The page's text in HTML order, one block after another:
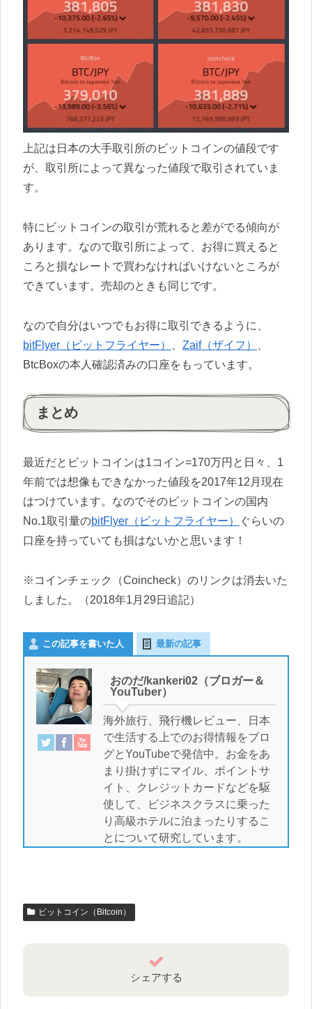
上記は日本の大手取引所のビットコインの値段です
が、取引所によって異なった値段で取引されていま
す。
特にビットコインの取引が荒れると差がでる傾向が
あります。なので取引所によって、お得に買えると
ころと損なレートで買わなければいけないところが
できています。売却のときも同じです。
なので自分はいつでもお得に取引できるように、
bitFlyer（ビットフライヤー）
Zaif（ザイフ）
BtcBoxの本人確認済みの口座をもっています。
まとめ
最近だとビットコインは1コイン=170万円と日々、1
年前では想像もできなかった値段を2017年12月現在
はつけています。なのでそのビットコインの国内
No.1取引量のbitFlyer（ビットフライヤー）
ぐらいの
口座を持っていても損はないかと思います！
※コインチェック（Coincheck）のリンクは消去いた
しました。（2018年1月29日追記）
この記事を書いた人 最新の記事
おのだ/kankeri02（ブロガー＆
YouTuber）
海外旅行、飛行機レビュー、日本
で生活する上でのお得情報をブロ
グとYouTubeで発信中。お金をあ
まり掛けずにマイル、ポイントサ
イト、クレジットカードなどを駆
使して、ビジネスクラスに乗った
り高級ホテルに泊まったりするこ
とについて研究しています。
ビットコイン（Bitcoin）
シェアする